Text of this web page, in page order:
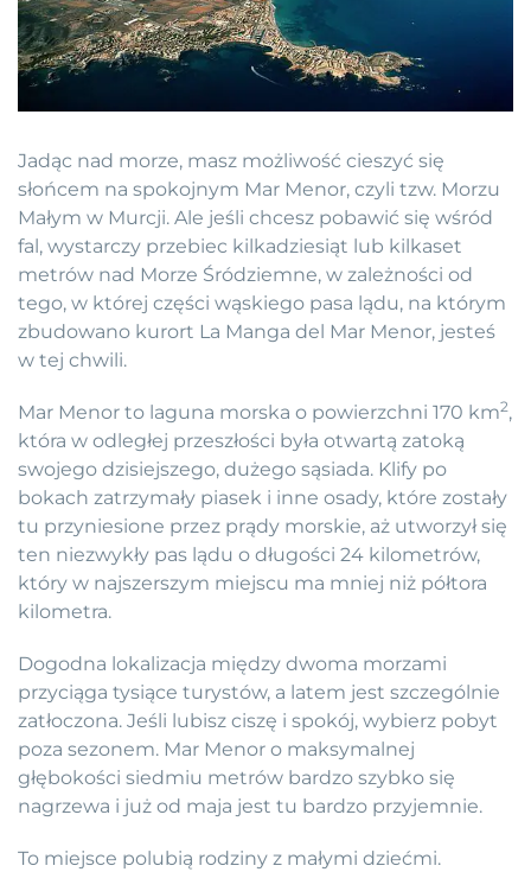
Jadąc nad morze, masz możliwość cieszyć się
słońcem na spokojnym Mar Menor, czyli tzw. Morzu
Małym w Murcji. Ale jeśli chcesz pobawić się wśród
fal, wystarczy przebiec kilkadziesiąt lub kilkaset
metrów nad Morze Śródziemne, w zależności od
tego, w której części wąskiego pasa lądu, na którym
zbudowano kurort La Manga del Mar Menor, jesteś
w tej chwili.
Mar Menor to laguna morska o powierzchni 170 km2,
która w odległej przeszłości była otwartą zatoką
swojego dzisiejszego, dużego sąsiada. Klify po
bokach zatrzymały piasek i inne osady, które zostały
tu przyniesione przez prądy morskie, aż utworzył się
ten niezwykły pas lądu o długości 24 kilometrów,
który w najszerszym miejscu ma mniej niż półtora
kilometra.
Dogodna lokalizacja między dwoma morzami
przyciąga tysiące turystów, a latem jest szczególnie
zatłoczona. Jeśli lubisz ciszę i spokój, wybierz pobyt
poza sezonem. Mar Menor o maksymalnej
głębokości siedmiu metrów bardzo szybko się
nagrzewa i już od maja jest tu bardzo przyjemnie.
To miejsce polubią rodziny z małymi dziećmi.